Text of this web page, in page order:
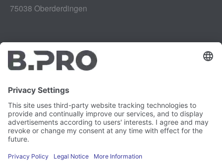
75038 Oberderdingen
Impressum
Gegevensbescherming
Juridisch
Kwetsbaarheidsrapport
Carrière
Pers
Nieuwsbrief
YouTube